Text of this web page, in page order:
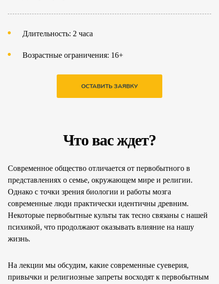
Длительность: 2 часа
Возрастные ограничения: 16+
ОСТАВИТЬ ЗАЯВКУ
Что вас ждет?
Современное общество отличается от первобытного в
представлениях о семье, окружающем мире и религии.
Однако с точки зрения биологии и работы мозга
современные люди практически идентичны древним.
Некоторые первобытные культы так тесно связаны с нашей
психикой, что продолжают оказывать влияние на нашу
жизнь.
На лекции мы обсудим, какие современные суеверия,
привычки и религиозные запреты восходят к первобытным